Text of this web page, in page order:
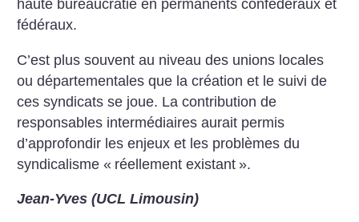
haute bureaucratie en permanents confédéraux et
fédéraux.
C’est plus souvent au niveau des unions locales
ou départementales que la création et le suivi de
ces syndicats se joue. La contribution de
responsables intermédiaires aurait permis
d’approfondir les enjeux et les problèmes du
syndicalisme « réellement existant ».
Jean-Yves (UCL Limousin)